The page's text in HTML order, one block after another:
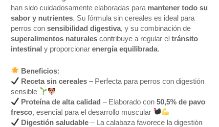
han sido cuidadosamente elaboradas para mantener todo su
sabor y nutrientes. Su fórmula sin cereales es ideal para
perros consensibilidad digestiva, y su combinación de
superalimentos naturales contribuye a regular eltránsito
intestinal y proporcionarenergía equilibrada.
Beneficios:
Receta sin cereales – Perfecta para perros con digestión
sensible
Proteína de alta calidad – Elaborado con50,5% de pavo
fresco, esencial para el desarrollo muscular
Digestión saludable – La calabaza favorece la digestión